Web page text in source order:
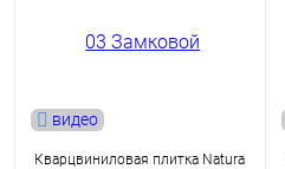
видео
Кварцвиниловая плитка Natura